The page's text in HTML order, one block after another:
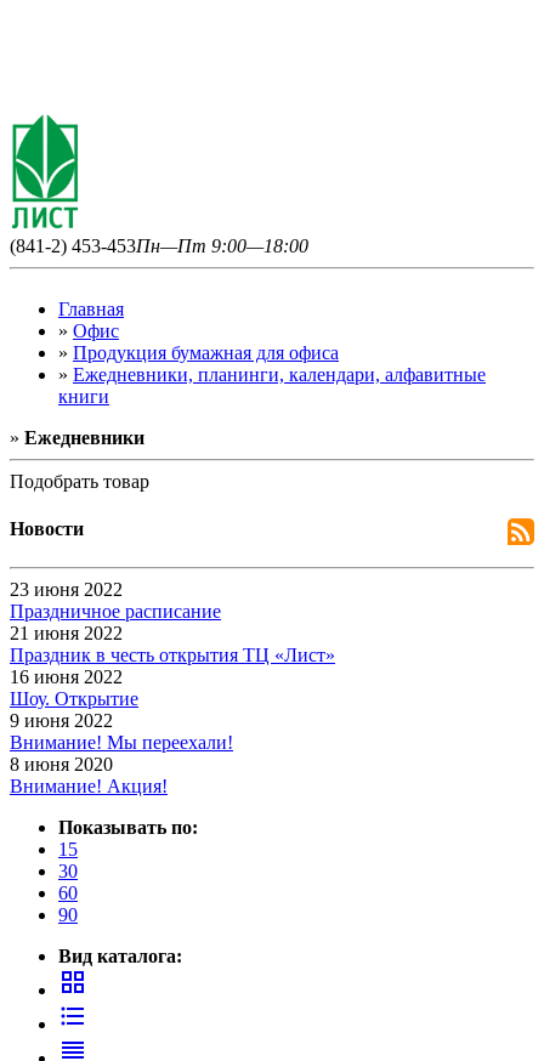
(841-2) 453-453Пн—Пт 9:00—18:00
Главная
» Офис
» Продукция бумажная для офиса
» Ежедневники, планинги, календари, алфавитные
книги
» Ежедневники
Подобрать товар
Новости
23 июня 2022
Праздничное расписание
21 июня 2022
Праздник в честь открытия ТЦ «Лист»
16 июня 2022
Шоу. Открытие
9 июня 2022
Внимание! Мы переехали!
8 июня 2020
Внимание! Акция!
Показывать по:
15
30
60
90
Вид каталога:
grid_view
format_list_bulleted
reorder